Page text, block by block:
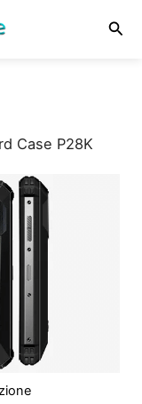
Case P28K